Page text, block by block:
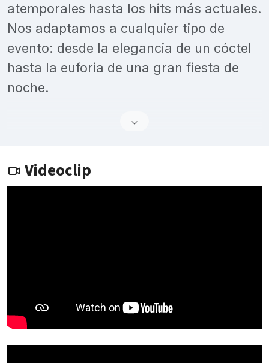
atemporales hasta los hits más actuales.
Nos adaptamos a cualquier tipo de
evento: desde la elegancia de un cóctel
hasta la euforia de una gran fiesta de
noche.
Videoclip